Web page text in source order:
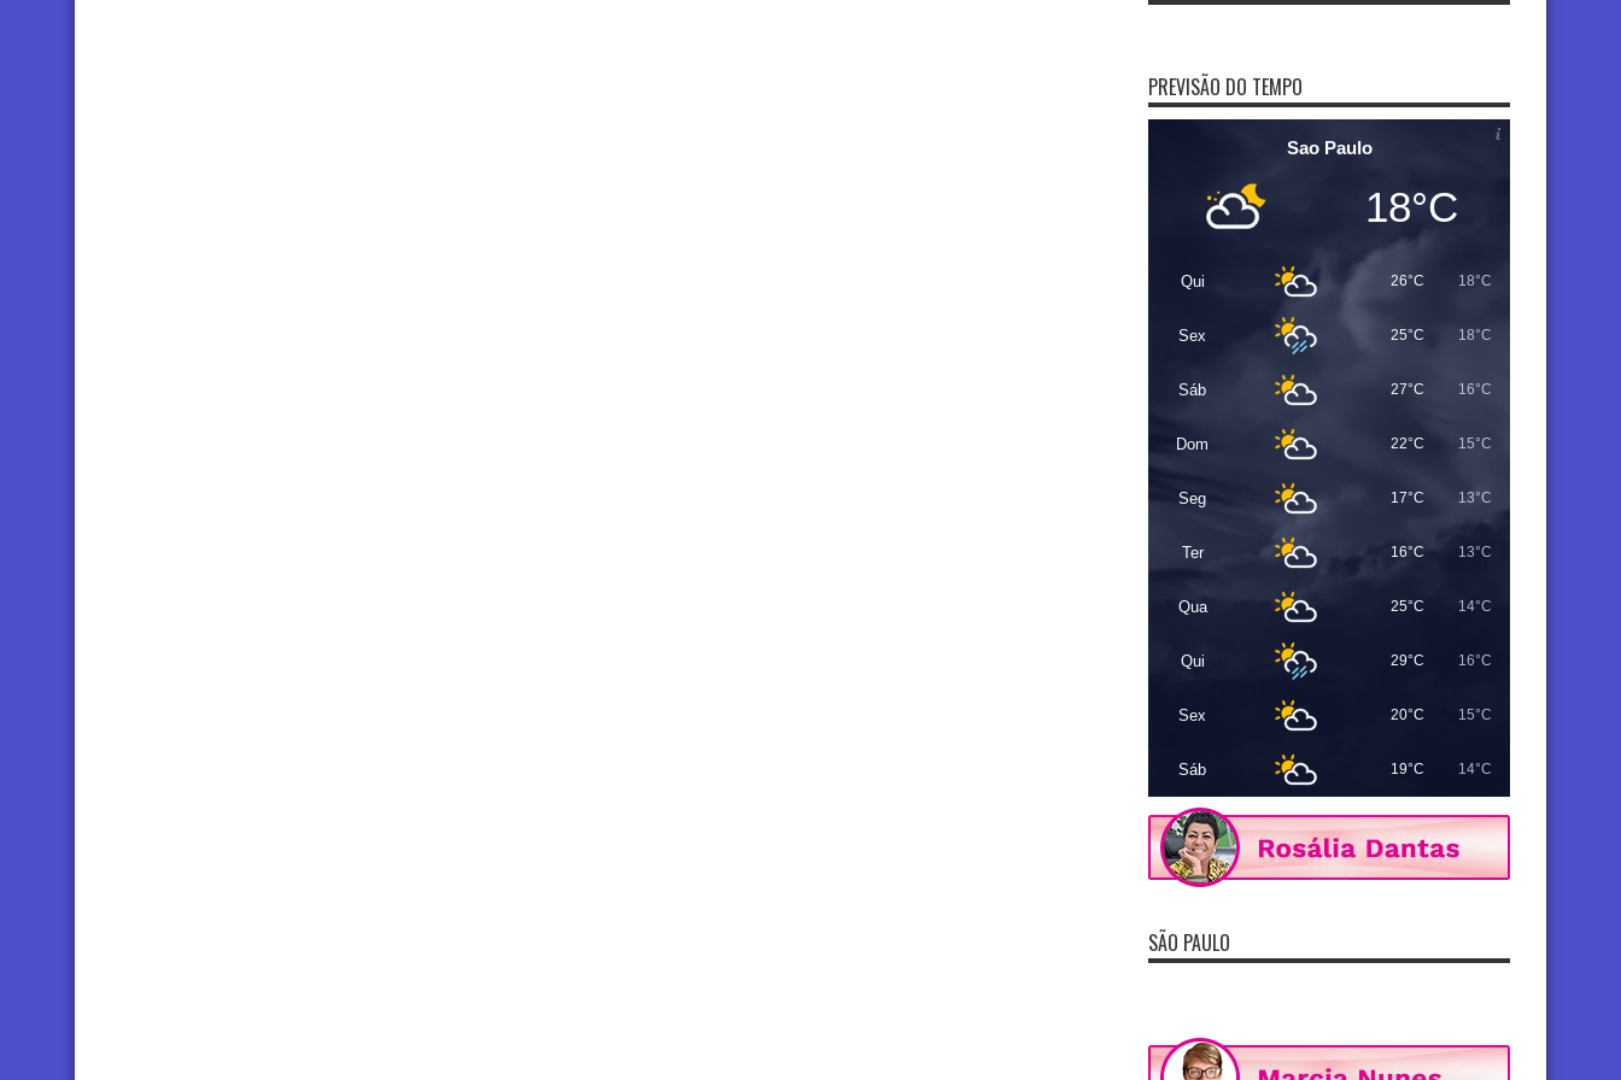
PREVISÃO DO TEMPO
Sao Paulo
18°C
Qui 26°C 18°C
Sex 25°C 18°C
Sáb 27°C 16°C
Dom 22°C 15°C
Seg 17°C 13°C
Ter 16°C 13°C
Qua 25°C 14°C
Qui 29°C 16°C
Sex 20°C 15°C
Sáb 19°C 14°C
SÃO PAULO